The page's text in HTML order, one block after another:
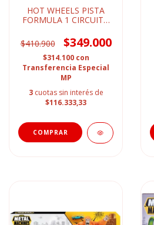
HOT WHEELS PISTA
FORMULA 1 CIRCUITO
$410.900
$349.000
$314.100 con
Transferencia Especial
MP
3 cuotas sin interés de
$116.333,33